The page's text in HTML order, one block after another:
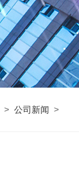
> 公司新闻 >